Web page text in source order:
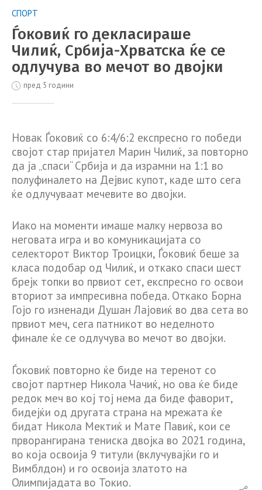
СПОРТ
Ѓоковиќ го декласираше
Чилиќ, Србија-Хрватска ќе се
одлучува во мечот во двојки
пред 5 години
Новак Ѓоковиќ со 6:4/6:2 експресно го победи
својот стар пријател Марин Чилиќ, за повторно
да ја „спаси“ Србија и да израмни на 1:1 во
полуфиналето на Дејвис купот, каде што сега
ќе одлучуваат мечевите во двојки.
Иако на моменти имаше малку нервоза во
неговата игра и во комуникацијата со
селекторот Виктор Троицки, Ѓоковиќ беше за
класа подобар од Чилиќ, и откако спаси шест
брејк топки во првиот сет, експресно го освои
вториот за импресивна победа. Откако Борна
Гојо го изненади Душан Лајовиќ во два сета во
првиот меч, сега патникот во неделното
финале ќе се одлучува во мечот во двојки.
Ѓоковиќ повторно ќе биде на теренот со
својот партнер Никола Чачиќ, но ова ќе биде
редок меч во кој тој нема да биде фаворит,
бидејќи од другата страна на мрежата ќе
бидат Никола Мектиќ и Мате Павиќ, кои се
прворангирана тениска двојка во 2021 година,
во која освоија 9 титули (вклучувајќи го и
Вимблдон) и го освоија златото на
Олимпијадата во Токио.